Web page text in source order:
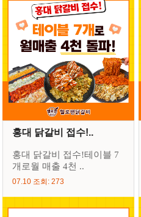
홍대 닭갈비 접수!..
홍대 닭갈비 접수!테이블 7
개로월 매출 4천 ..
07.10 조회: 273